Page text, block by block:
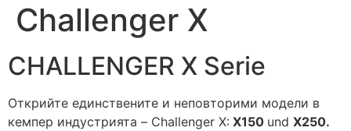
Challenger X
CHALLENGER X Serie
Открийте единствените и неповторими модели в
кемпер индустрията – Challenger X: X150 und X250.